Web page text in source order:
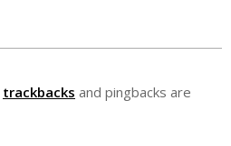
trackbacks and pingbacks are